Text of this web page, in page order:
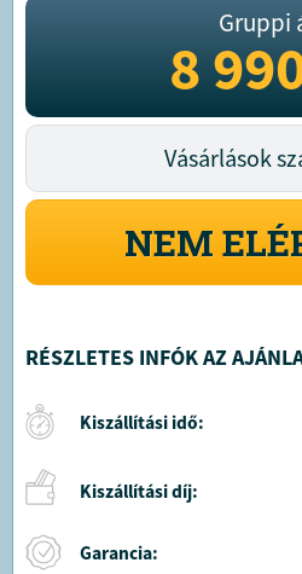
Gruppi
8
Vásárlások
NEM
RÉSZLETES INFÓK AZ
Kiszállítási idő:
Kiszállítási díj:
Garancia: